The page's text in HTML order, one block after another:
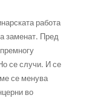
работа
заменат. Пред
се случи. И се
се менува
во